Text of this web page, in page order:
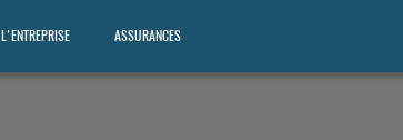
L'ENTREPRISE ASSURANCES